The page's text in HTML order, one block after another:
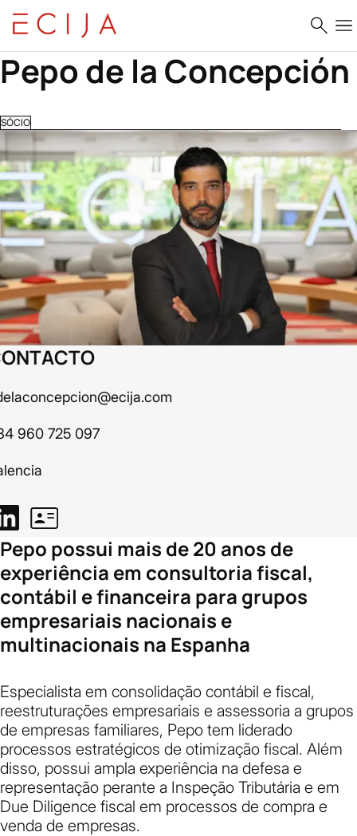
Saltar para o conteúdo
Pepo de la Concepción
SÓCIO
960 725 097
Pepo possui mais de 20 anos de
experiência em consultoria fiscal,
contábil e financeira para grupos
empresariais nacionais e
multinacionais na Espanha
Especialista em consolidação contábil e fiscal,
reestruturações empresariais e assessoria a grupos
de empresas familiares, Pepo tem liderado
processos estratégicos de otimização fiscal. Além
disso, possui ampla experiência na defesa e
representação perante a Inspeção Tributária e em
Due Diligence fiscal em processos de compra e
venda de empresas.